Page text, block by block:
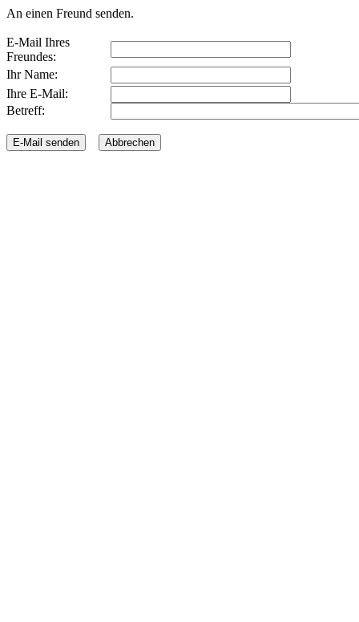
An einen Freund senden.
E-Mail Ihres
Freundes:
Ihr Name:
Ihre E-Mail:
Betreff: